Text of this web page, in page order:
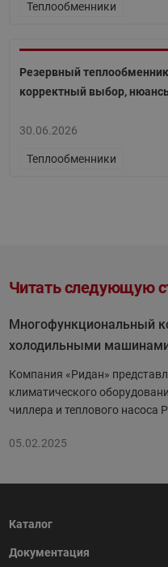
Теплообменники
Резервный
корректный выбор,
30.06.2026
Теплообменники
Читать следующую
Многофункциональный
холодильными
Компания «Ридан»
климатического
чиллера и теплового насоса
05.02.2025
Каталог
Тепловая автоматика
Документация